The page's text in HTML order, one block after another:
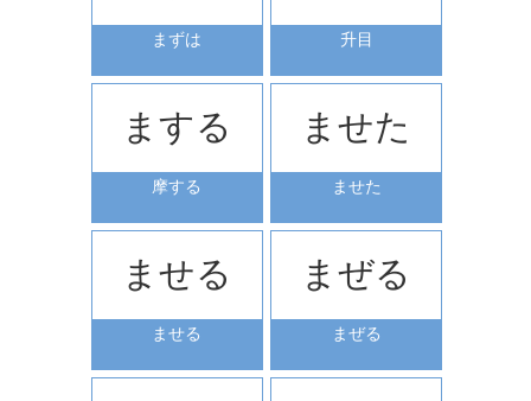
まずは 升目
まする
摩する
ませた
ませた
ませる
ませる
まぜる
まぜる